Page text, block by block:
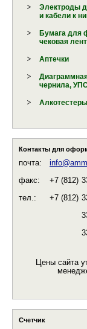
Электроды
и кабели к
Бумага для
чековая
Аптечки
чернила,
Алкотестеры
Контакты для
почта:
факс:
+7 (812)
тел.:
+7 (812)
Цены сайта
Счетчик